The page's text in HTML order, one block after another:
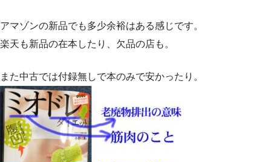
アマゾンの新品でも多少余裕はある感じです。
楽天も新品の在本したり、欠品の店も。
また中古では付録無しで本のみで安かったり。